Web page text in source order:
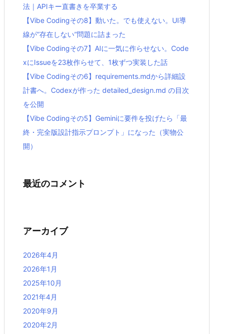
法｜APIキー直書きを卒業する
【Vibe Codingその8】動いた。でも使えない。UI導
線が“存在しない”問題に詰まった
【Vibe Codingその7】AIに一気に作らせない。Code
xにIssueを23枚作らせて、1枚ずつ実装した話
【Vibe Codingその6】requirements.mdから詳細設
計書へ。Codexが作った detailed_design.md の目次
を公開
【Vibe Codingその5】Geminiに要件を投げたら「最
終・完全版設計指示プロンプト」になった（実物公
開）
最近のコメント
アーカイブ
2026年4月
2026年1月
2025年10月
2021年4月
2020年9月
2020年2月